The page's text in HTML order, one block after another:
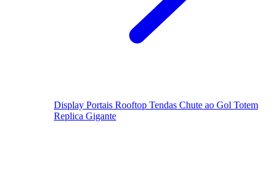
Display Portais Rooftop Tendas Chute ao Gol Totem
Replica Gigante